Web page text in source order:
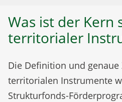
Was ist der Kern
territorialer
Die Definition und
territorialen Instrumente
Strukturfonds-